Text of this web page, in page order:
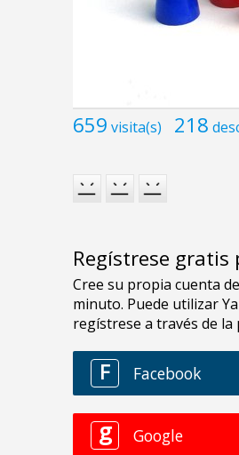
659 visita(s) 218
Regístrese